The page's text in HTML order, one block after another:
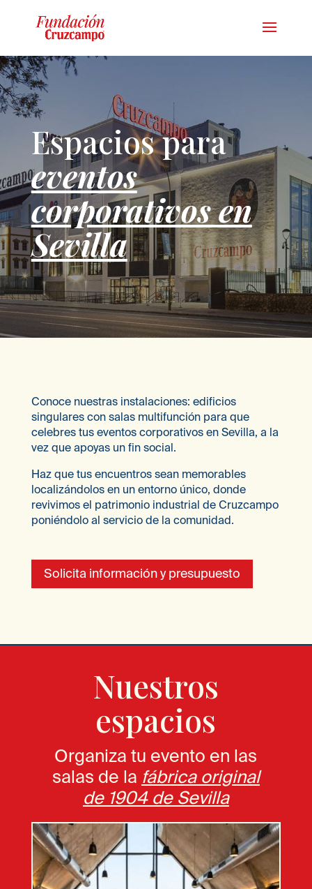
Espacios para
eventos
corporativos en
Sevilla
Conoce nuestras instalaciones: edificios
singulares con salas multifunción para que
celebres tus eventos corporativos en Sevilla, a la
vez que apoyas un fin social.
Haz que tus encuentros sean memorables
localizándolos en un entorno único, donde
revivimos el patrimonio industrial de Cruzcampo
poniéndolo al servicio de la comunidad.
Solicita información y presupuesto
Nuestros
espacios
Organiza tu evento en las
salas de la fábrica original
de 1904 de Sevilla